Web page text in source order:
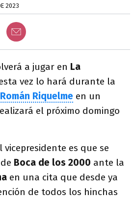
2023
a jugar en La
vez lo hará durante la
Riquelme en un
el próximo domingo
vicepresidente es que se
Boca de los 2000 ante la
en una cita que desde ya
de todos los hinchas